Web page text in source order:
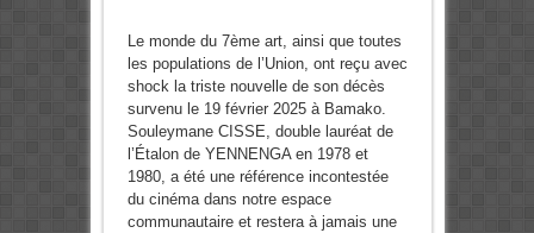
Le monde du 7ème art, ainsi que toutes
les populations de l’Union, ont reçu avec
shock la triste nouvelle de son décès
survenu le 19 février 2025 à Bamako.
Souleymane CISSE, double lauréat de
l’Étalon de YENNENGA en 1978 et
1980, a été une référence incontestée
du cinéma dans notre espace
communautaire et restera à jamais une